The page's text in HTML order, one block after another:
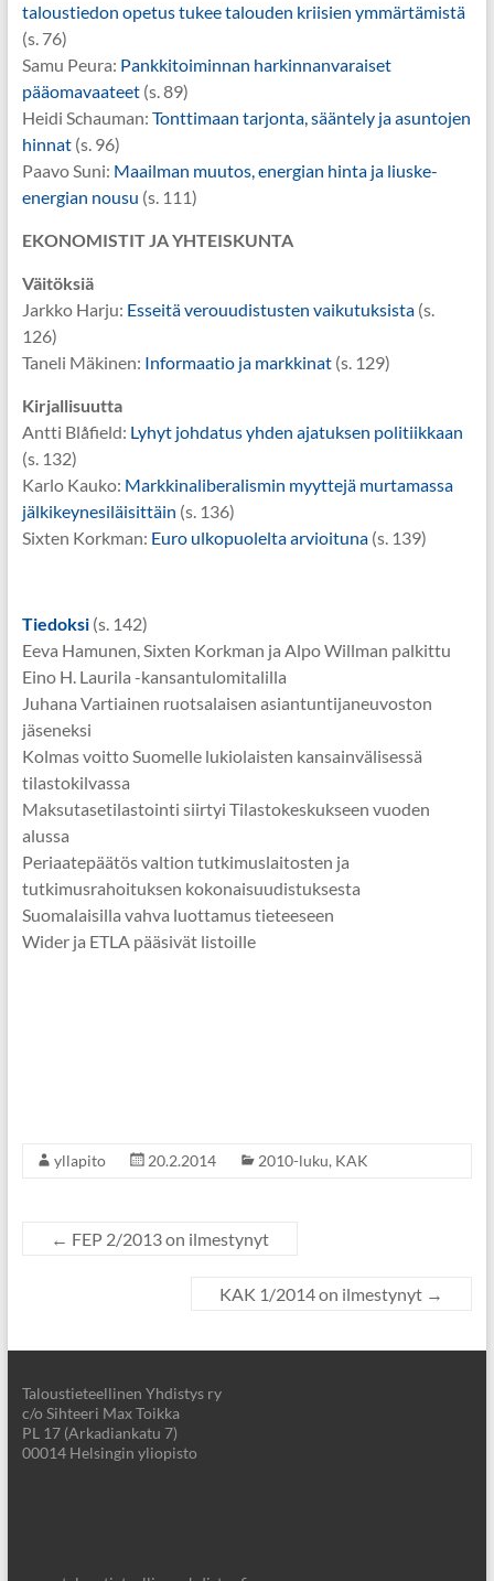
taloustiedon opetus tukee talouden kriisien ymmärtämistä
(s. 76)
Samu Peura: Pankkitoiminnan harkinnanvaraiset
pääomavaateet(s. 89)
Heidi Schauman: Tonttimaan tarjonta, sääntely ja asuntojen
hinnat(s. 96)
Paavo Suni: Maailman muutos, energian hinta ja liuske-
energian nousu (s. 111)
EKONOMISTIT JA YHTEISKUNTA
Väitöksiä
Jarkko Harju: Esseitä verouudistusten vaikutuksista(s.
126)
Taneli Mäkinen: Informaatio ja markkinat(s. 129)
Kirjallisuutta
Antti Blåfield: Lyhyt johdatus yhden ajatuksen politiikkaan
(s. 132)
Karlo Kauko: Markkinaliberalismin myyttejä murtamassa
jälkikeynesiläisittäin (s. 136)
Sixten Korkman: Euro ulkopuolelta arvioituna(s. 139)
Tiedoksi(s. 142)
Eeva Hamunen, Sixten Korkman ja Alpo Willman palkittu
Eino H. Laurila -kansantulomitalilla
Juhana Vartiainen ruotsalaisen asiantuntijaneuvoston
jäseneksi
Kolmas voitto Suomelle lukiolaisten kansainvälisessä
tilastokilvassa
Maksutasetilastointi siirtyi Tilastokeskukseen vuoden
alussa
Periaatepäätös valtion tutkimuslaitosten ja
tutkimusrahoituksen kokonaisuudistuksesta
Suomalaisilla vahva luottamus tieteeseen
Wider ja ETLA pääsivät listoille
yllapito 20.2.2014 2010-luku, KAK
← FEP 2/2013 on ilmestynyt
KAK 1/2014 on ilmestynyt →
Taloustieteellinen Yhdistys ry
c/o Sihteeri Max Toikka
PL 17 (Arkadiankatu 7)
00014 Helsingin yliopisto